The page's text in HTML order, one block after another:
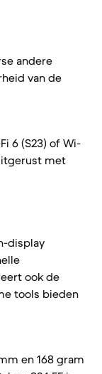
andere
van de
6 (S23) of Wi-
met
display
ook de
tools bieden
en 168 gram